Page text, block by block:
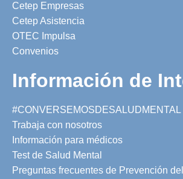
Cetep Empresas
Cetep Asistencia
OTEC Impulsa
Convenios
Información de
#CONVERSEMOSDESALUDMENTAL
Trabaja con nosotros
Información para médicos
Test de Salud Mental
Preguntas frecuentes de Prevención